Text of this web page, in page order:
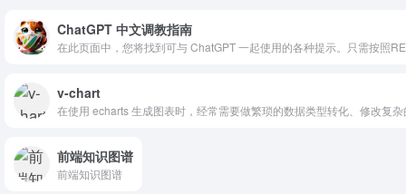
ChatGPT 中文调教指南
在此页面中，您将找到可与 ChatGPT 一起使用的各种提示。只需按照
v-chart
在使用 echarts 生成图表时，经常需要做繁琐的数据类型转化、修改复
前端知识图谱
前端知识图谱